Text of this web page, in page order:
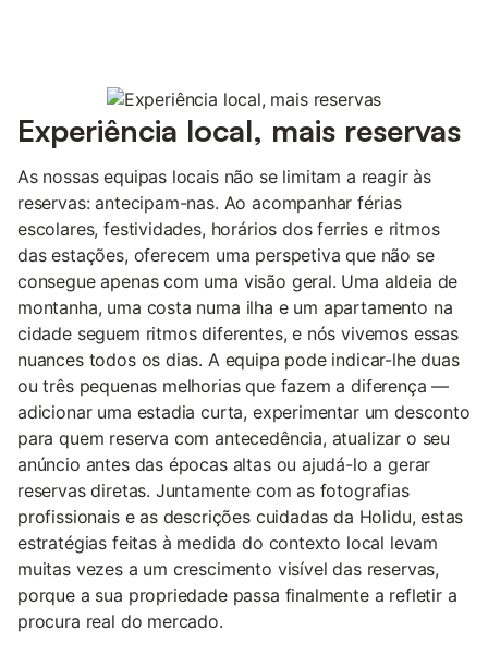
Experiência local, mais reservas
As nossas equipas locais não se limitam a reagir às
reservas: antecipam-nas. Ao acompanhar férias
escolares, festividades, horários dos ferries e ritmos
das estações, oferecem uma perspetiva que não se
consegue apenas com uma visão geral. Uma aldeia de
montanha, uma costa numa ilha e um apartamento na
cidade seguem ritmos diferentes, e nós vivemos essas
nuances todos os dias. A equipa pode indicar-lhe duas
ou três pequenas melhorias que fazem a diferença —
adicionar uma estadia curta, experimentar um desconto
para quem reserva com antecedência, atualizar o seu
anúncio antes das épocas altas ou ajudá-lo a gerar
reservas diretas. Juntamente com as fotografias
profissionais e as descrições cuidadas da Holidu, estas
estratégias feitas à medida do contexto local levam
muitas vezes a um crescimento visível das reservas,
porque a sua propriedade passa finalmente a refletir a
procura real do mercado.